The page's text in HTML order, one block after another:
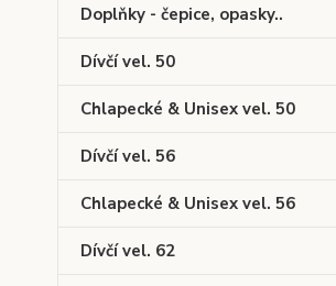
Doplňky - čepice, opasky..
Dívčí vel. 50
Chlapecké & Unisex vel. 50
Dívčí vel. 56
Chlapecké & Unisex vel. 56
Dívčí vel. 62